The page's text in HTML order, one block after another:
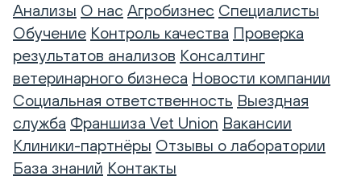
Анализы О нас Агробизнес Специалисты
Обучение Контроль качества Проверка
результатов анализов Консалтинг
ветеринарного бизнеса Новости компании
Социальная ответственность Выездная
служба Франшиза Vet Union Вакансии
Клиники-партнёры Отзывы о лаборатории
База знаний Контакты